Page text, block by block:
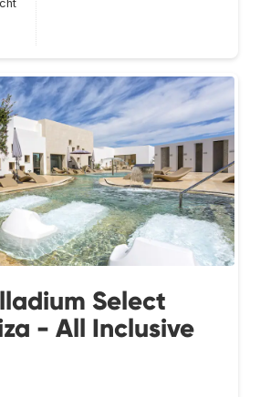
Select
- All Inclusive